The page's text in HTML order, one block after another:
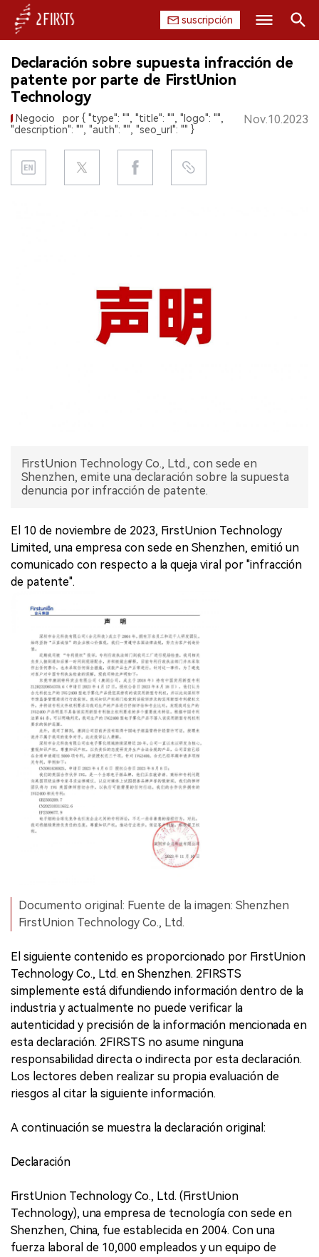
suscripción
INICIO
EMPRESA
REGULACIÓN
Buscar
Declaración sobre supuesta infracción de
patente por parte de FirstUnion
Technology
Negocio
por { "type": "", "title": "", "logo": "",
"description": "", "auth": "", "seo_url": "" }
Nov.10.2023
FirstUnion Technology Co., Ltd., con sede en
Shenzhen, emite una declaración sobre la supuesta
denuncia por infracción de patente.
El 10 de noviembre de 2023, FirstUnion Technology
Limited, una empresa con sede en Shenzhen, emitió un
comunicado con respecto a la queja viral por "infracción
de patente".
Documento original: Fuente de la imagen: Shenzhen
FirstUnion Technology Co., Ltd.
El siguiente contenido es proporcionado por FirstUnion
Technology Co., Ltd. en Shenzhen. 2FIRSTS
simplemente está difundiendo información dentro de la
industria y actualmente no puede verificar la
autenticidad y precisión de la información mencionada en
esta declaración. 2FIRSTS no asume ninguna
responsabilidad directa o indirecta por esta declaración.
Los lectores deben realizar su propia evaluación de
riesgos al citar la siguiente información.
A continuación se muestra la declaración original:
Declaración
FirstUnion Technology Co., Ltd. (FirstUnion
Technology), una empresa de tecnología con sede en
Shenzhen, China, fue establecida en 2004. Con una
fuerza laboral de 10,000 empleados y un equipo de